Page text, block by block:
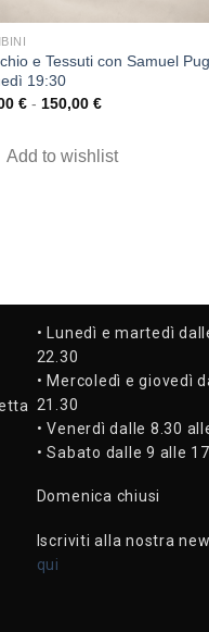
e Tessuti con Samuel
19:30
€ - 150,00 €
• Lunedì e martedì
22.30
• Mercoledì e giovedì
21.30
• Venerdì dalle 8.30
• Sabato dalle 9 alle 17
Domenica chiusi
Iscriviti alla nostra
qui